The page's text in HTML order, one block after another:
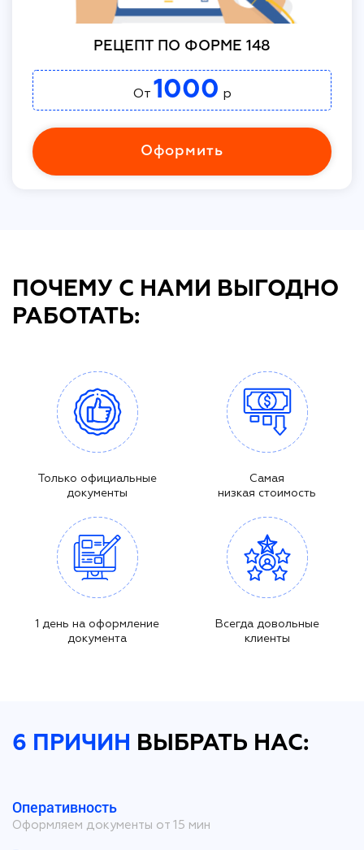
РЕЦЕПТ ПО ФОРМЕ 148
От 1000 р
Оформить
ПОЧЕМУ С НАМИ ВЫГОДНО
РАБОТАТЬ:
Только официальные
документы
Самая
низкая стоимость
1 день на оформление
документа
Всегда довольные
клиенты
6 ПРИЧИН ВЫБРАТЬ НАС:
Оперативность
Оформляем документы от 15 мин